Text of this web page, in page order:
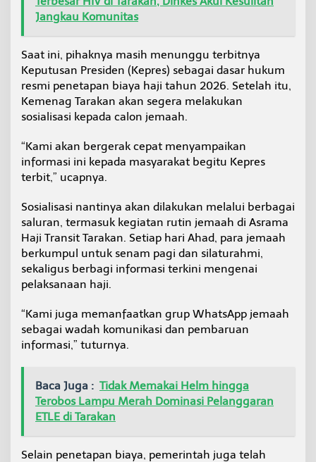
Jangkau Komunitas
Saat ini, pihaknya masih menunggu terbitnya
Keputusan Presiden (Kepres) sebagai dasar hukum
resmi penetapan biaya haji tahun 2026. Setelah itu,
Kemenag Tarakan akan segera melakukan
sosialisasi kepada calon jemaah.
“Kami akan bergerak cepat menyampaikan
informasi ini kepada masyarakat begitu Kepres
terbit,” ucapnya.
Sosialisasi nantinya akan dilakukan melalui berbagai
saluran, termasuk kegiatan rutin jemaah di Asrama
Haji Transit Tarakan. Setiap hari Ahad, para jemaah
berkumpul untuk senam pagi dan silaturahmi,
sekaligus berbagi informasi terkini mengenai
pelaksanaan haji.
“Kami juga memanfaatkan grup WhatsApp jemaah
sebagai wadah komunikasi dan pembaruan
informasi,” tuturnya.
Baca Juga : Tidak Memakai Helm hingga
Terobos Lampu Merah Dominasi Pelanggaran
ETLE di Tarakan
Selain penetapan biaya, pemerintah juga telah